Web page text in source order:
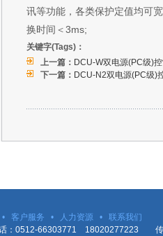
讯等功能，各类保护定值均可
换时间＜3ms;
关键字(Tags)：
上一篇： DCU-W双电源(PC级)
下一篇： DCU-N2双电源(PC级)
• 客户服务 • 人力资源 •
联系我们
：0512-66303771 18020277223 传